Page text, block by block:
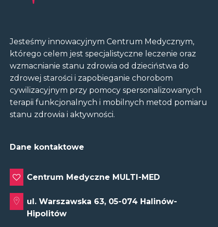
Jesteśmy innowacyjnym Centrum Medycznym,
którego celem jest specjalistyczne leczenie oraz
wzmacnianie stanu zdrowia od dzieciństwa do
zdrowej starości i zapobieganie chorobom
cywilizacyjnym przy pomocy spersonalizowanych
terapii funkcjonalnych i mobilnych metod pomiaru
stanu zdrowia i aktywności.
Dane kontaktowe
Centrum Medyczne MULTI-MED
ul. Warszawska 63, 05-074 Halinów-
Hipolitów